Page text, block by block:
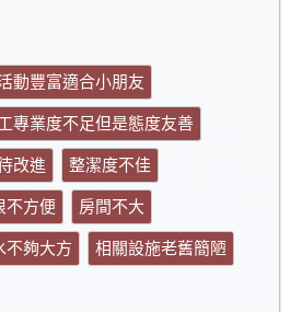
動豐富適合小朋友
專業度不足但是態度友善
改進
整潔度不佳
不方便
房間不大
不夠大方
相關設施老舊簡陋